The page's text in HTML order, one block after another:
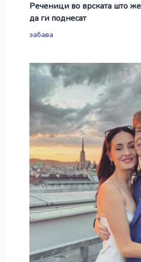
Реченици во врската што
да ги поднесат
забава